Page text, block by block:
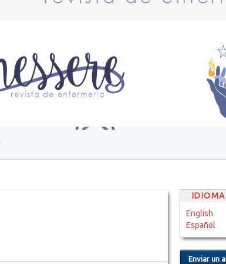
IDIOMA
English
Español
Enviar un